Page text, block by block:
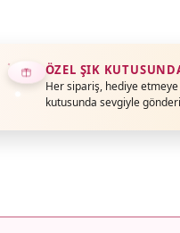
ÖZEL ŞIK
Her sipariş, hediye etmeye
kutusunda sevgiyle